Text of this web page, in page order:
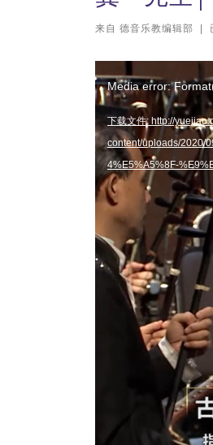
来自 德音乐教编辑部 |
视
频
播
放
器
Media error:
下载文件: http://
content/uploads/2020/
4%E5%A5%8F-